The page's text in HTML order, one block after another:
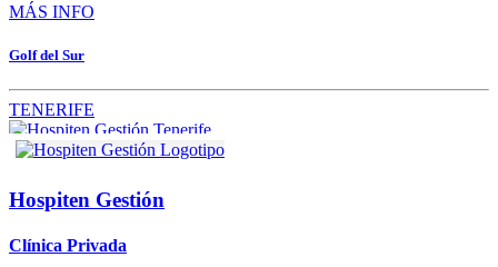
MÁS INFO
Golf del Sur
TENERIFE
Hospiten Gestión
Clínica Privada